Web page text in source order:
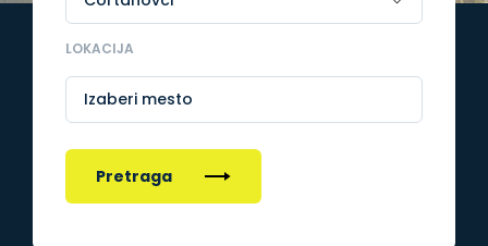
LOKACIJA
Izaberi mesto
Pretraga